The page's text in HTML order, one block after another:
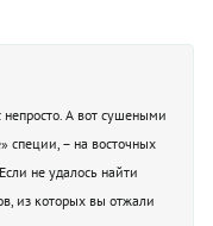
А вот сушеными
специи, – на восточных
не удалось найти
из которых вы отжали